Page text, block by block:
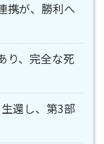
携が、勝利へ
り、完全な死
還し、第3部